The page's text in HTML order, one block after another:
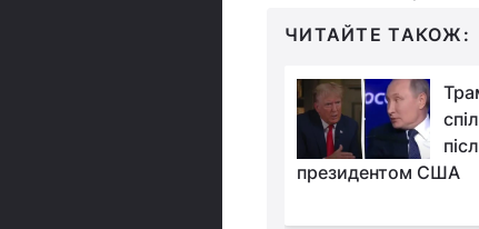
ЧИТАЙТЕ ТАКОЖ:
президентом США